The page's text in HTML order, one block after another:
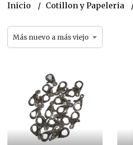
Inicio Cotillon y Papeleria